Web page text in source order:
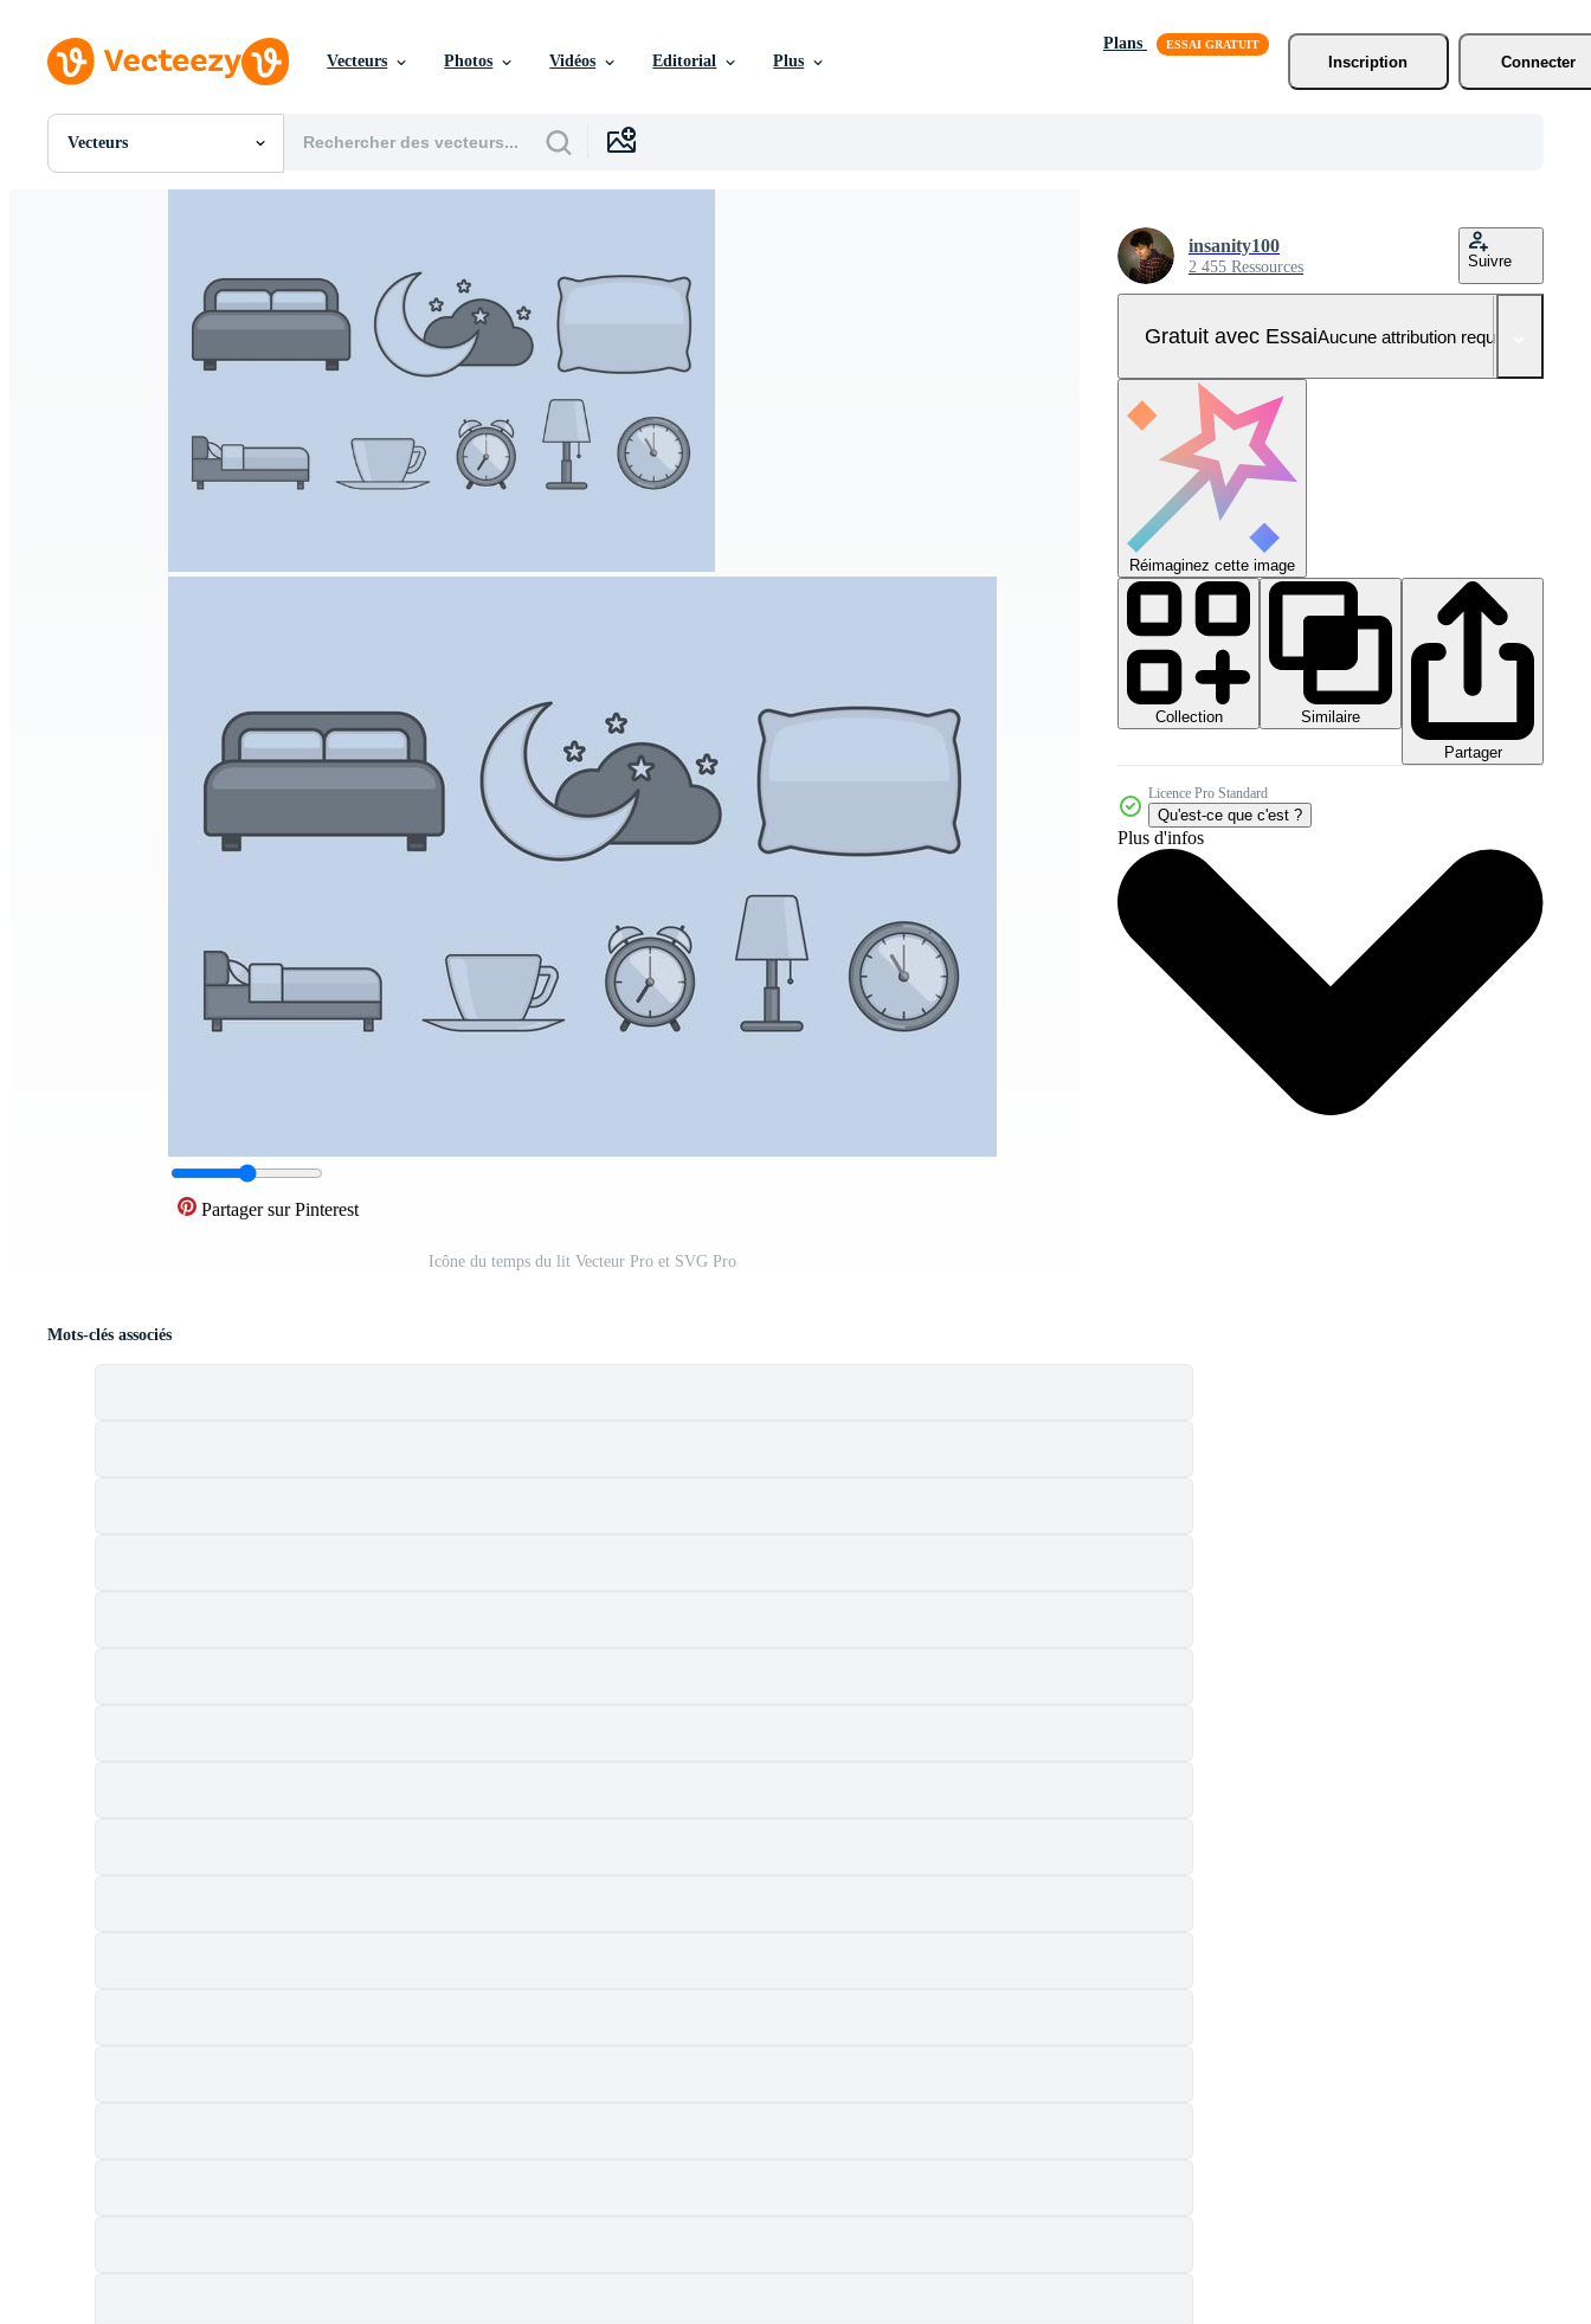
Vecteurs Photos Vidéos Editorial Plus
Plans
Inscription
Connecter
Vecteurs
Toutes Images
Motion graphics
Partager sur Pinterest
Icône du temps du lit Vecteur Pro et SVG Pro
insanity100
2 455 Ressources Suivre
Gratuit avec EssaiAucune attribution requise
Réimaginez cette image
Collection
Similaire
Partager
Licence Pro Standard
Qu'est-ce que c'est ?
Plus d'infos
Mots-clés associés